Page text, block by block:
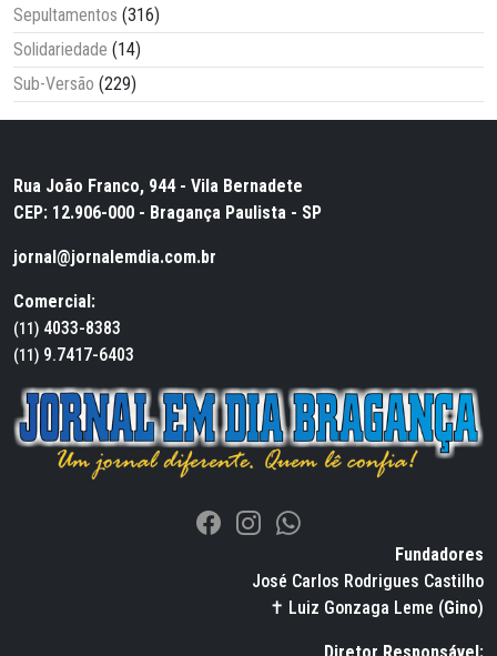
Sepultamentos (316)
Solidariedade (14)
Sub-Versão (229)
Rua João Franco, 944 - Vila Bernadete
CEP: 12.906-000 - Bragança Paulista - SP
jornal@jornalemdia.com.br
Comercial:
(11) 4033-8383
(11) 9.7417-6403
Fundadores
José Carlos Rodrigues Castilho
✝ Luiz Gonzaga Leme (Gino)